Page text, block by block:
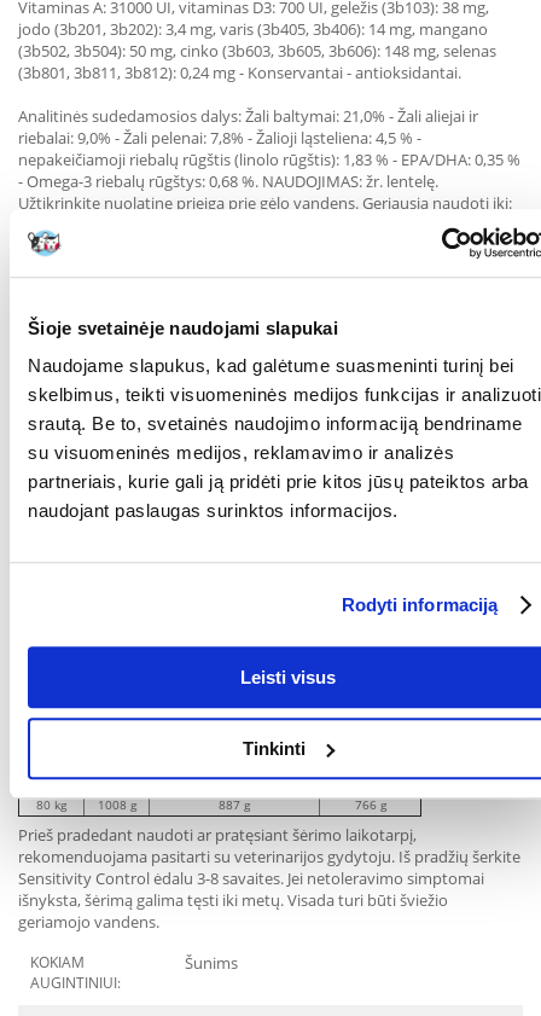
Šioje svetainėje naudojami slapukai
Naudojame slapukus, kad galėtume suasmeninti turinį bei
skelbimus, teikti visuomeninės medijos funkcijas ir analizuoti
srautą. Be to, svetainės naudojimo informaciją bendriname
su visuomeninės medijos, reklamavimo ir analizės
partneriais, kurie gali ją pridėti prie kitos jūsų pateiktos arba
naudojant paslaugas surinktos informacijos.
Rodyti informaciją
Leisti visus
Tinkinti
Vitaminas A: 31000 UI, vitaminas D3: 700 UI, geležis (3b103): 38 mg,
jodo (3b201, 3b202): 3,4 mg, varis (3b405, 3b406): 14 mg, mangano
(3b502, 3b504): 50 mg, cinko (3b603, 3b605, 3b606): 148 mg, selenas
(3b801, 3b811, 3b812): 0,24 mg - Konservantai - antioksidantai.
Analitinės sudedamosios dalys: Žali baltymai: 21,0% - Žali aliejai ir
riebalai: 9,0% - Žali pelenai: 7,8% - Žalioji ląsteliena: 4,5 % -
nepakeičiamoji riebalų rūgštis (linolo rūgštis): 1,83 % - EPA/DHA: 0,35 %
- Omega-3 riebalų rūgštys: 0,68 %. NAUDOJIMAS: žr. lentelę.
Užtikrinkite nuolatinę prieigą prie gėlo vandens. Geriausia naudoti iki:
žr. galiojimo laiką. Galiojimo pabaigos datą, partijos numerį ir gamyklos
registracijos numerį rasite ant pakuotės. Laikykite sausoje ir vėsioje
Svoris Liesas Normalus svoris Antsvoris
2 kg 63 g 56 g
48 g
4 kg
107 g 94 g
81 g
6 kg
145 g 127 g
110 g
8 kg
179 g 158 g
136 g
187 g
161 g
287 g
218 g
367 g
40 kg
600 g 528 g
456 g
576 g
715 g
70 kg
912 g 803 g
693 g
80 kg
1008 g 887 g 766 g
Prieš pradedant naudoti ar pratęsiant šėrimo laikotarpį,
rekomenduojama pasitarti su veterinarijos gydytoju. Iš pradžių šerkite
Sensitivity Control ėdalu 3-8 savaites. Jei netoleravimo simptomai
išnyksta, šėrimą galima tęsti iki metų. Visada turi būti šviežio
geriamojo vandens.
KOKIAM
AUGINTINIUI:
Šunims